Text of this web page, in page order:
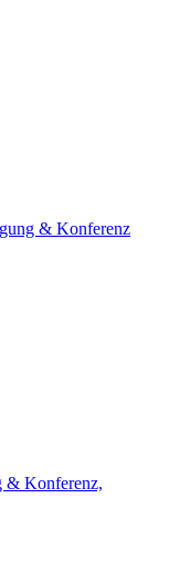
& Konferenz
& Konferenz,